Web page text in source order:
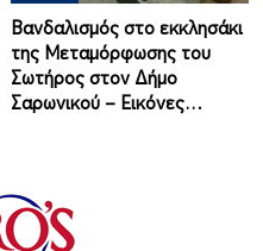
Βανδαλισμός στο εκκλησάκι
της Μεταμόρφωσης του
Σωτήρος στον Δήμο
Σαρωνικού – Εικόνες…